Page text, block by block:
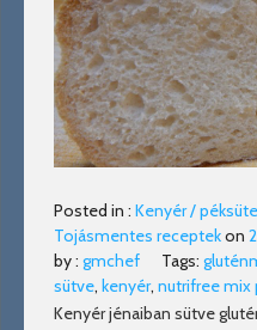
Posted in : Kenyér /
Tojásmentes receptekon
by : gmchef Tags:
sütve, kenyér, nutrifree mix
Kenyér jénaiban sütve